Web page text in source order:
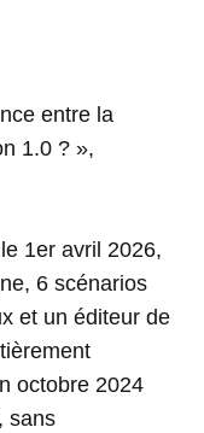
entre la
1.0 ? »,
1er avril 2026,
6 scénarios
et un éditeur de
octobre 2024
sans